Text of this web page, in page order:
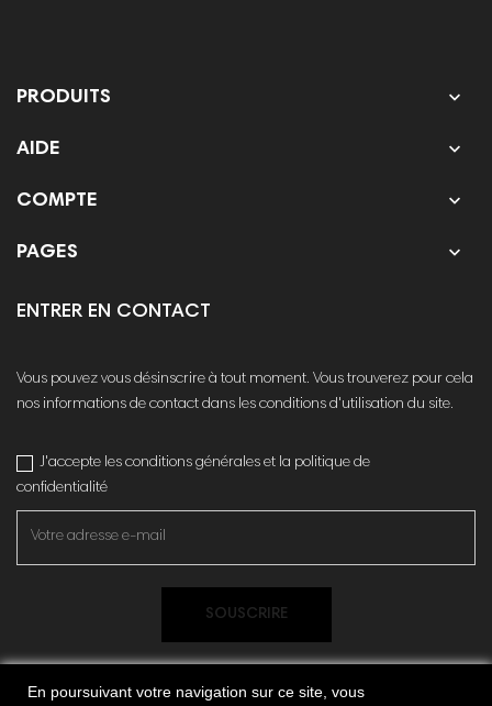
PRODUITS 
AIDE 
COMPTE 
PAGES 
ENTRER EN CONTACT
Vous pouvez vous désinscrire à tout moment. Vous trouverez pour cela
nos informations de contact dans les conditions d'utilisation du site.
J'accepte les conditions générales et la politique de
confidentialité
SOUSCRIRE
En poursuivant votre navigation sur ce site, vous